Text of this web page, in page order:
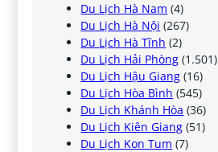
Du Lịch Hà Nam (4)
Du Lịch Hà Nội (267)
Du Lịch Hà Tĩnh (2)
Du Lịch Hải Phòng (1.501)
Du Lịch Hậu Giang (16)
Du Lịch Hòa Bình (545)
Du Lịch Khánh Hòa (36)
Du Lịch Kiên Giang (51)
Du Lịch Kon Tum (7)